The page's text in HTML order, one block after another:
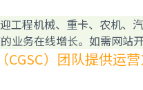
工程机械、重卡、农机、
业务在线增长。如需网站
CGSC）团队提供运